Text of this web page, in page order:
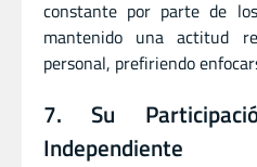
constante por parte de
mantenido una actitud
personal, prefiriendo
7. Su
Independiente